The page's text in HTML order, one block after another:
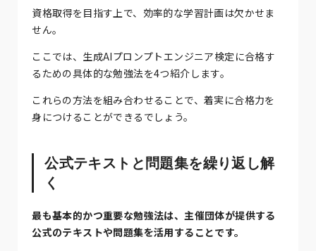
資格取得を目指す上で、効率的な学習計画は欠かせま
せん。
ここでは、生成AIプロンプトエンジニア検定に合格す
るための具体的な勉強法を4つ紹介します。
これらの方法を組み合わせることで、着実に合格力を
身につけることができるでしょう。
公式テキストと問題集を繰り返し解
く
最も基本的かつ重要な勉強法は、主催団体が提供する
公式のテキストや問題集を活用することです。